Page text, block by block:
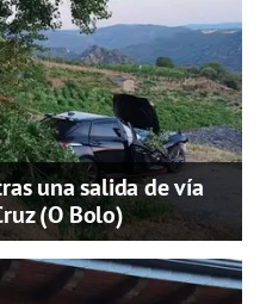
una salida de vía
(O Bolo)